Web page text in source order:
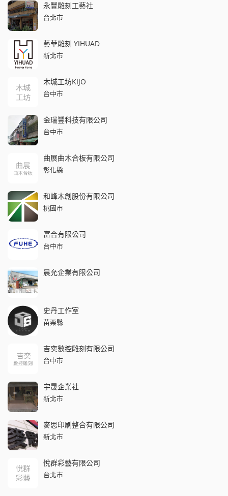
永豐雕刻工藝社
台北市
藝華雕刻 YIHUAD
新北市
木城工坊KIJO
台中市
金瑞豐科技有限公司
台中市
曲展曲木合板有限公司
彰化縣
和峰木創股份有限公司
桃園市
富合有限公司
台中市
晨允企業有限公司
史丹工作室
苗栗縣
吉奕數控雕刻有限公司
台中市
宇晟企業社
新北市
麥思印刷整合有限公司
新北市
悅群彩藝有限公司
台北市